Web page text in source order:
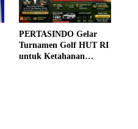
PERTASINDO Gelar
Turnamen Golf HUT RI
untuk Ketahanan